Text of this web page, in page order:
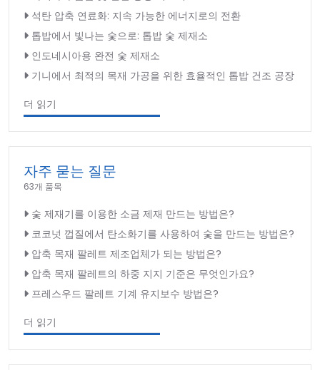
석탄 압축 연료화: 지속 가능한 에너지로의 전환
톱밥에서 빛나는 숯으로: 톱밥 숯 제재소
인도네시아용 완전 숯 제재소
기니에서 최적의 목재 가공을 위한 효율적인 톱밥 건조 공장
더 읽기
자주 묻는 질문
63개 품목
숯 제재기를 이용한 소금 제재 만드는 방법은?
코코넛 껍질에서 탄소화기를 사용하여 숯을 만드는 방법은?
압축 목재 팔레트 제조업체가 되는 방법은?
압축 목재 팔레트의 하중 지지 기준은 무엇인가요?
프레스우드 팔레트 기계 유지보수 방법은?
더 읽기